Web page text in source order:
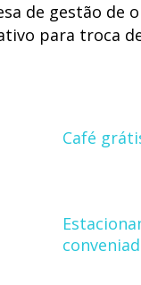
de gestão de
para troca
conjunto, um
(focado
Digital
Café